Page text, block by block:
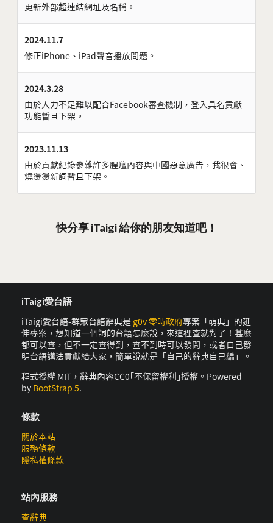
更新外部超連結網址及名稱。
2024.11.7
修正iPhone、iPad聲音播放問題。
2024.3.28
由於人力不足難以配合Facebook審查機制，登入具名貢獻
功能暫且下架。
2023.11.13
由於貢獻紀錄參雜許多腥羶內容與中國惡意廣告，我很會、
燒燙燙新詞暫且下架。
快分享 iTaigi 給你的朋友知道吧！
iTaigi愛台語
iTaigi愛台語-群眾台語辭典是 g0v 零時政府專案「萌典」的延
伸專案，想知道一個詞的台語怎麼說，來這裡查就對了！甚麼
都可以查，但不一定查得到，查不到時可以發問，或者自己發
明台語講法貢獻給大家，簡單說就是「自己的辭典自己編」。
程式授權 MIT，辭典內容CC0｢不保留權利｣授權。Powered
by BootStrap 5.
條款
關於本站
服務條款
隱私權條款
站內服務
查辭典